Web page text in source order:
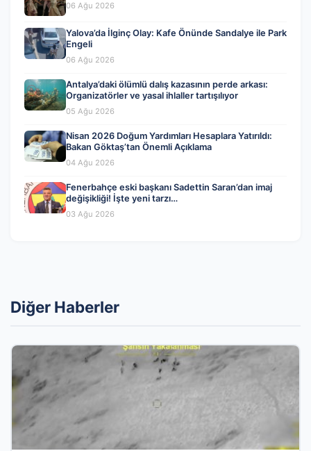
06 Ağu 2026
Yalova’da İlginç Olay: Kafe Önünde Sandalye ile Park
Engeli
06 Ağu 2026
Antalya’daki ölümlü dalış kazasının perde arkası:
Organizatörler ve yasal ihlaller tartışılıyor
05 Ağu 2026
Nisan 2026 Doğum Yardımları Hesaplara Yatırıldı:
Bakan Göktaş’tan Önemli Açıklama
04 Ağu 2026
Fenerbahçe eski başkanı Sadettin Saran’dan imaj
değişikliği! İşte yeni tarzı…
03 Ağu 2026
Diğer Haberler